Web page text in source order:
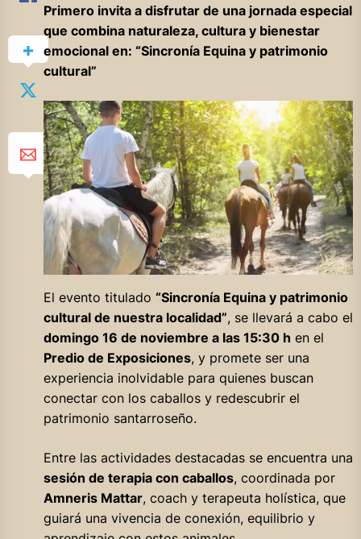
Primero invita a disfrutar de una jornada especial
que combina naturaleza, cultura y bienestar
emocional en: “Sincronía Equina y patrimonio
cultural”
El evento titulado “Sincronía Equina y patrimonio
cultural de nuestra localidad”, se llevará a cabo el
domingo 16 de noviembre a las 15:30 h en el
Predio de Exposiciones, y promete ser una
experiencia inolvidable para quienes buscan
conectar con los caballos y redescubrir el
patrimonio santarroseño.
Entre las actividades destacadas se encuentra una
sesión de terapia con caballos, coordinada por
Amneris Mattar, coach y terapeuta holística, que
guiará una vivencia de conexión, equilibrio y